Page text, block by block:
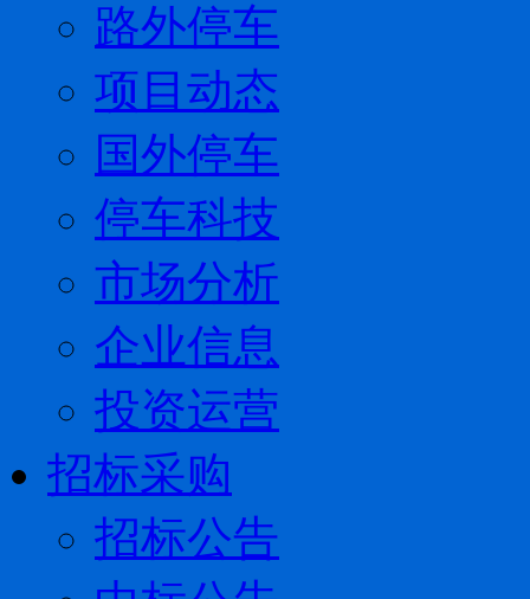
路外停车
项目动态
国外停车
停车科技
市场分析
企业信息
投资运营
招标采购
招标公告